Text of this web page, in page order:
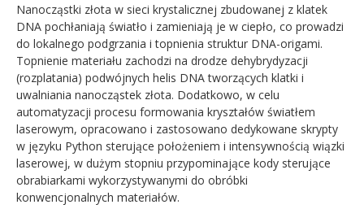
Nanocząstki złota w sieci krystalicznej zbudowanej z klatek
DNA pochłaniają światło i zamieniają je w ciepło, co prowadzi
do lokalnego podgrzania i topnienia struktur DNA-origami.
Topnienie materiału zachodzi na drodze dehybrydyzacji
(rozplatania) podwójnych helis DNA tworzących klatki i
uwalniania nanocząstek złota. Dodatkowo, w celu
automatyzacji procesu formowania kryształów światłem
laserowym, opracowano i zastosowano dedykowane skrypty
w języku Python sterujące położeniem i intensywnością wiązki
laserowej, w dużym stopniu przypominające kody sterujące
obrabiarkami wykorzystywanymi do obróbki
konwencjonalnych materiałów.